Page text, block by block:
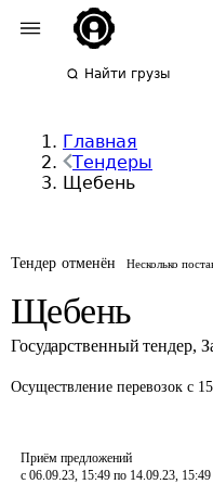
Найти грузы
Главная
Тендеры
Щебень
Тендер отменён Несколько
Щебень
Государственный тендер,
Осуществление перевозок с
Приём предложений
с 06.09.23, 15:49 по 14.09.23, 15:49